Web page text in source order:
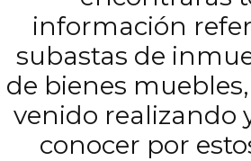
información
subastas de
de bienes
venido realizando
conocer por